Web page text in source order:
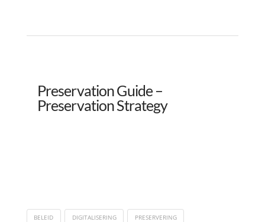
Preservation Guide –
Preservation Strategy
BELEID DIGITALISERING PRESERVERING